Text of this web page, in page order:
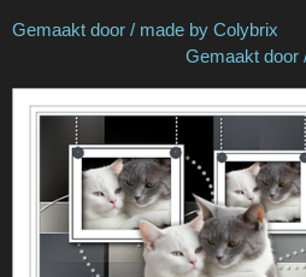
Gemaakt door /
Gemaakt door /